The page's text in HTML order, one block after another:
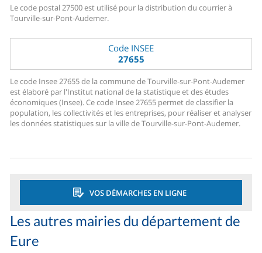
Le code postal 27500 est utilisé pour la distribution du courrier à
Tourville-sur-Pont-Audemer.
Code INSEE
27655
Le code Insee 27655 de la commune de Tourville-sur-Pont-Audemer
est élaboré par l'Institut national de la statistique et des études
économiques (Insee). Ce code Insee 27655 permet de classifier la
population, les collectivités et les entreprises, pour réaliser et analyser
les données statistiques sur la ville de Tourville-sur-Pont-Audemer.
VOS DÉMARCHES EN LIGNE
Les autres mairies du département de
Eure